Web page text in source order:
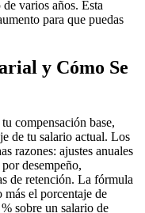
varios años. Esta
para que puedas
y Cómo Se
compensación base,
de tu salario actual. Los
razones: ajustes anuales
desempeño,
de retención. La fórmula
el porcentaje de
sobre un salario de